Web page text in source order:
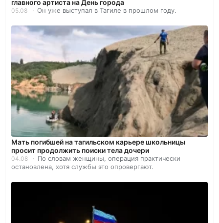
главного артиста на День города
05.08 Он уже выступал в Тагиле в прошлом году.
Мать погибшей на тагильском карьере школьницы
просит продолжить поиски тела дочери
04.08
По словам женщины, операция практически
остановлена, хотя службы это опровергают.